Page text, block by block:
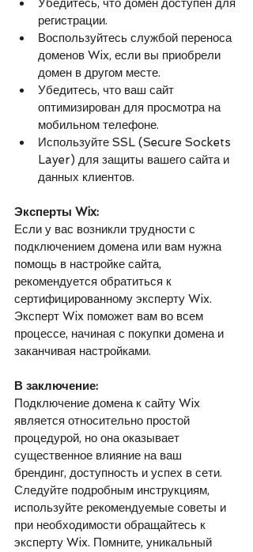
Убедитесь, что домен доступен для
регистрации.
Воспользуйтесь службой переноса
доменов Wix, если вы приобрели
домен в другом месте.
Убедитесь, что ваш сайт
оптимизирован для просмотра на
мобильном телефоне.
Используйте SSL (Secure Sockets
Layer) для защиты вашего сайта и
данных клиентов.
Эксперты Wix:
Если у вас возникли трудности с
подключением домена или вам нужна
помощь в настройке сайта,
рекомендуется обратиться к
сертифицированному эксперту Wix.
Эксперт Wix поможет вам во всем
процессе, начиная с покупки домена и
заканчивая настройками.
В заключение:
Подключение домена к сайту Wix
является относительно простой
процедурой, но она оказывает
существенное влияние на ваш
брендинг, доступность и успех в сети.
Следуйте подробным инструкциям,
используйте рекомендуемые советы и
при необходимости обращайтесь к
эксперту Wix. Помните, уникальный